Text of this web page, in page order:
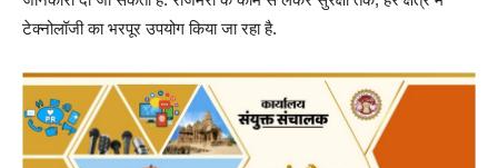
टेक्नोलॉजी का भरपूर उपयोग किया जा रहा है.